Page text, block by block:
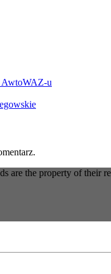
AwtoWAZ-u
are the property of their